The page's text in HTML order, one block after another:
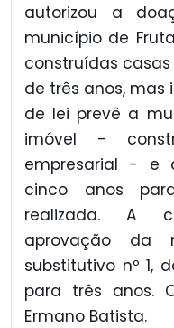
autorizou a
município de
construídas
de três anos, mas
de lei prevê a
imóvel -
empresarial - e
cinco anos
realizada. A
aprovação da
substitutivo nº 1,
para três anos.
Ermano Batista.